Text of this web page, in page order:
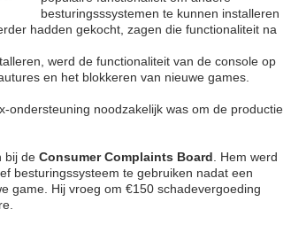
besturingsssystemen te kunnen installeren
hadden gekocht, zagen die functionaliteit na
werd de functionaliteit van de console op
en het blokkeren van nieuwe games.
ondersteuning noodzakelijk was om de productie
bij de Consumer Complaints Board . Hem werd
besturingssysteem te gebruiken nadat een
game. Hij vroeg om €150 schadevergoeding